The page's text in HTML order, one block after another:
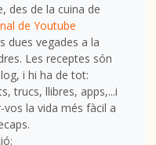
des de la cuina de
de Youtube
dues vegades a la
Les receptes són
i hi ha de tot:
trucs, llibres, apps,...i
la vida més fàcil a